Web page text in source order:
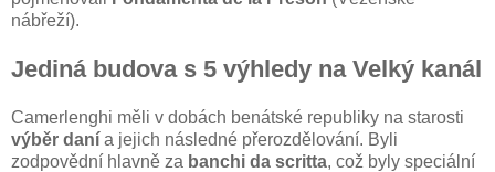
nábřeží).
Jediná budova s 5 výhledy na Velký kanál
Camerlenghi měli v dobách benátské republiky na starosti
výběr daní a jejich následné přerozdělování. Byli
zodpovědní hlavně za banchi da scritta, což byly speciální